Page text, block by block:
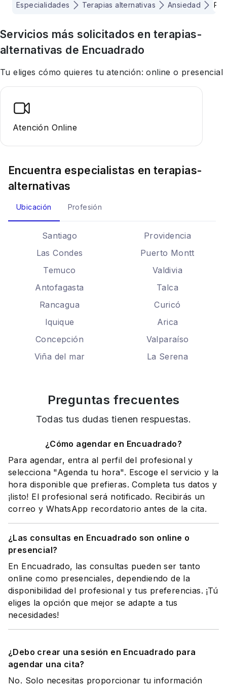
Especialidades Terapias alternativas Ansiedad
Servicios más solicitados en terapias-
alternativas de Encuadrado
Tu eliges cómo quieres tu atención: online o presencial
Atención Online
Encuentra especialistas en terapias-
alternativas
Ubicación Profesión
Santiago
Providencia
Las Condes
Puerto Montt
Temuco
Valdivia
Antofagasta
Talca
Rancagua
Curicó
Iquique
Arica
Concepción
Valparaíso
Viña del mar
La Serena
Preguntas frecuentes
Todas tus dudas tienen respuestas.
¿Cómo agendar en Encuadrado?
Para agendar, entra al perfil del profesional y
selecciona "Agenda tu hora". Escoge el servicio y la
hora disponible que prefieras. Completa tus datos y
¡listo! El profesional será notificado. Recibirás un
correo y WhatsApp recordatorio antes de la cita.
¿Las consultas en Encuadrado son online o
presencial?
En Encuadrado, las consultas pueden ser tanto
online como presenciales, dependiendo de la
disponibilidad del profesional y tus preferencias. ¡Tú
eliges la opción que mejor se adapte a tus
necesidades!
¿Debo crear una sesión en Encuadrado para
agendar una cita?
No. Solo necesitas proporcionar tu información